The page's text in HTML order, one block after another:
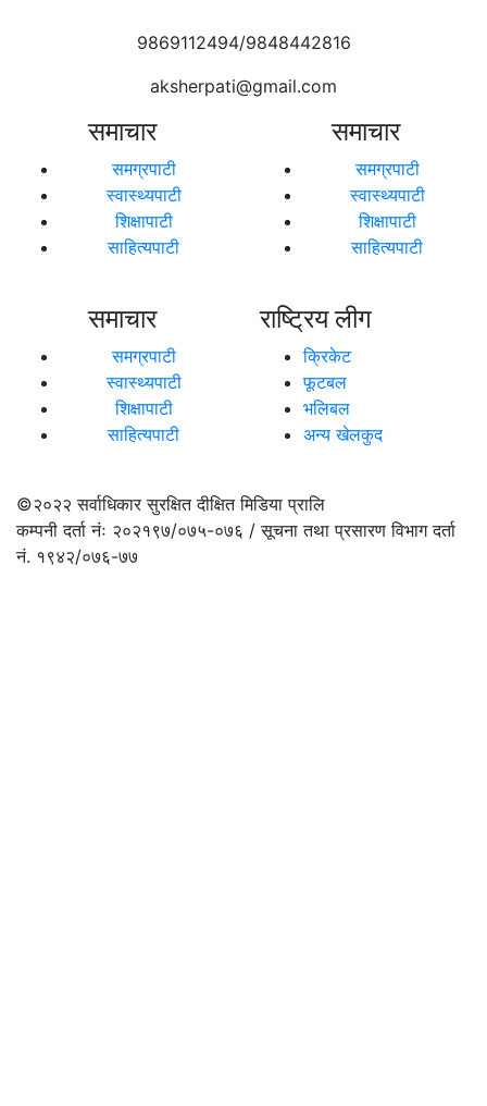
9869112494/9848442816
aksherpati@gmail.com
समाचार
समग्रपाटी
स्वास्थ्यपाटी
शिक्षापाटी
साहित्यपाटी
समाचार
समग्रपाटी
स्वास्थ्यपाटी
शिक्षापाटी
साहित्यपाटी
समाचार
समग्रपाटी
स्वास्थ्यपाटी
शिक्षापाटी
साहित्यपाटी
राष्ट्रिय लीग
क्रिकेट
फूटबल
भलिबल
अन्य खेलकुद
©२०२२सर्वाधिकार सुरक्षित दीक्षित मिडिया प्रालि
कम्पनी दर्ता नंः २०२१९७/०७५-०७६ / सूचना तथा प्रसारण विभाग दर्ता
नं. १९४२/०७६-७७